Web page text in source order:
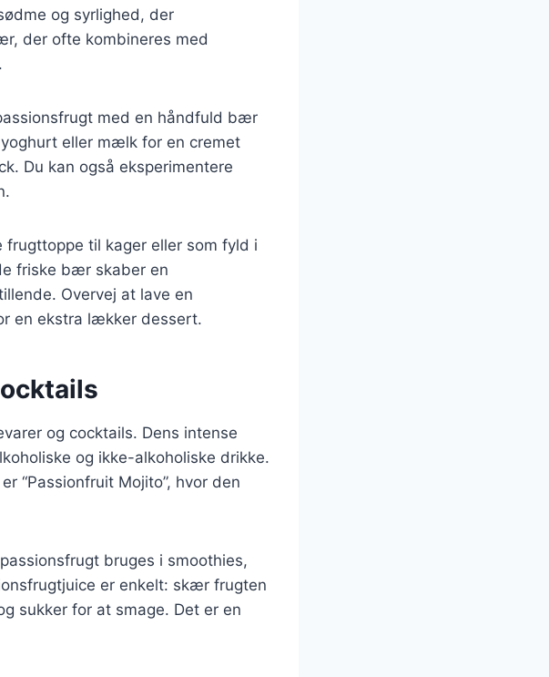
og syrlighed, der
der ofte kombineres med
med en håndfuld bær
eller mælk for en cremet
Du kan også eksperimentere
til kager eller som fyld i
friske bær skaber en
Overvej at lave en
en ekstra lækker dessert.
og cocktails. Dens intense
og ikke-alkoholiske drikke.
“Passionfruit Mojito”, hvor den
bruges i smoothies,
er enkelt: skær frugten
sukker for at smage. Det er en